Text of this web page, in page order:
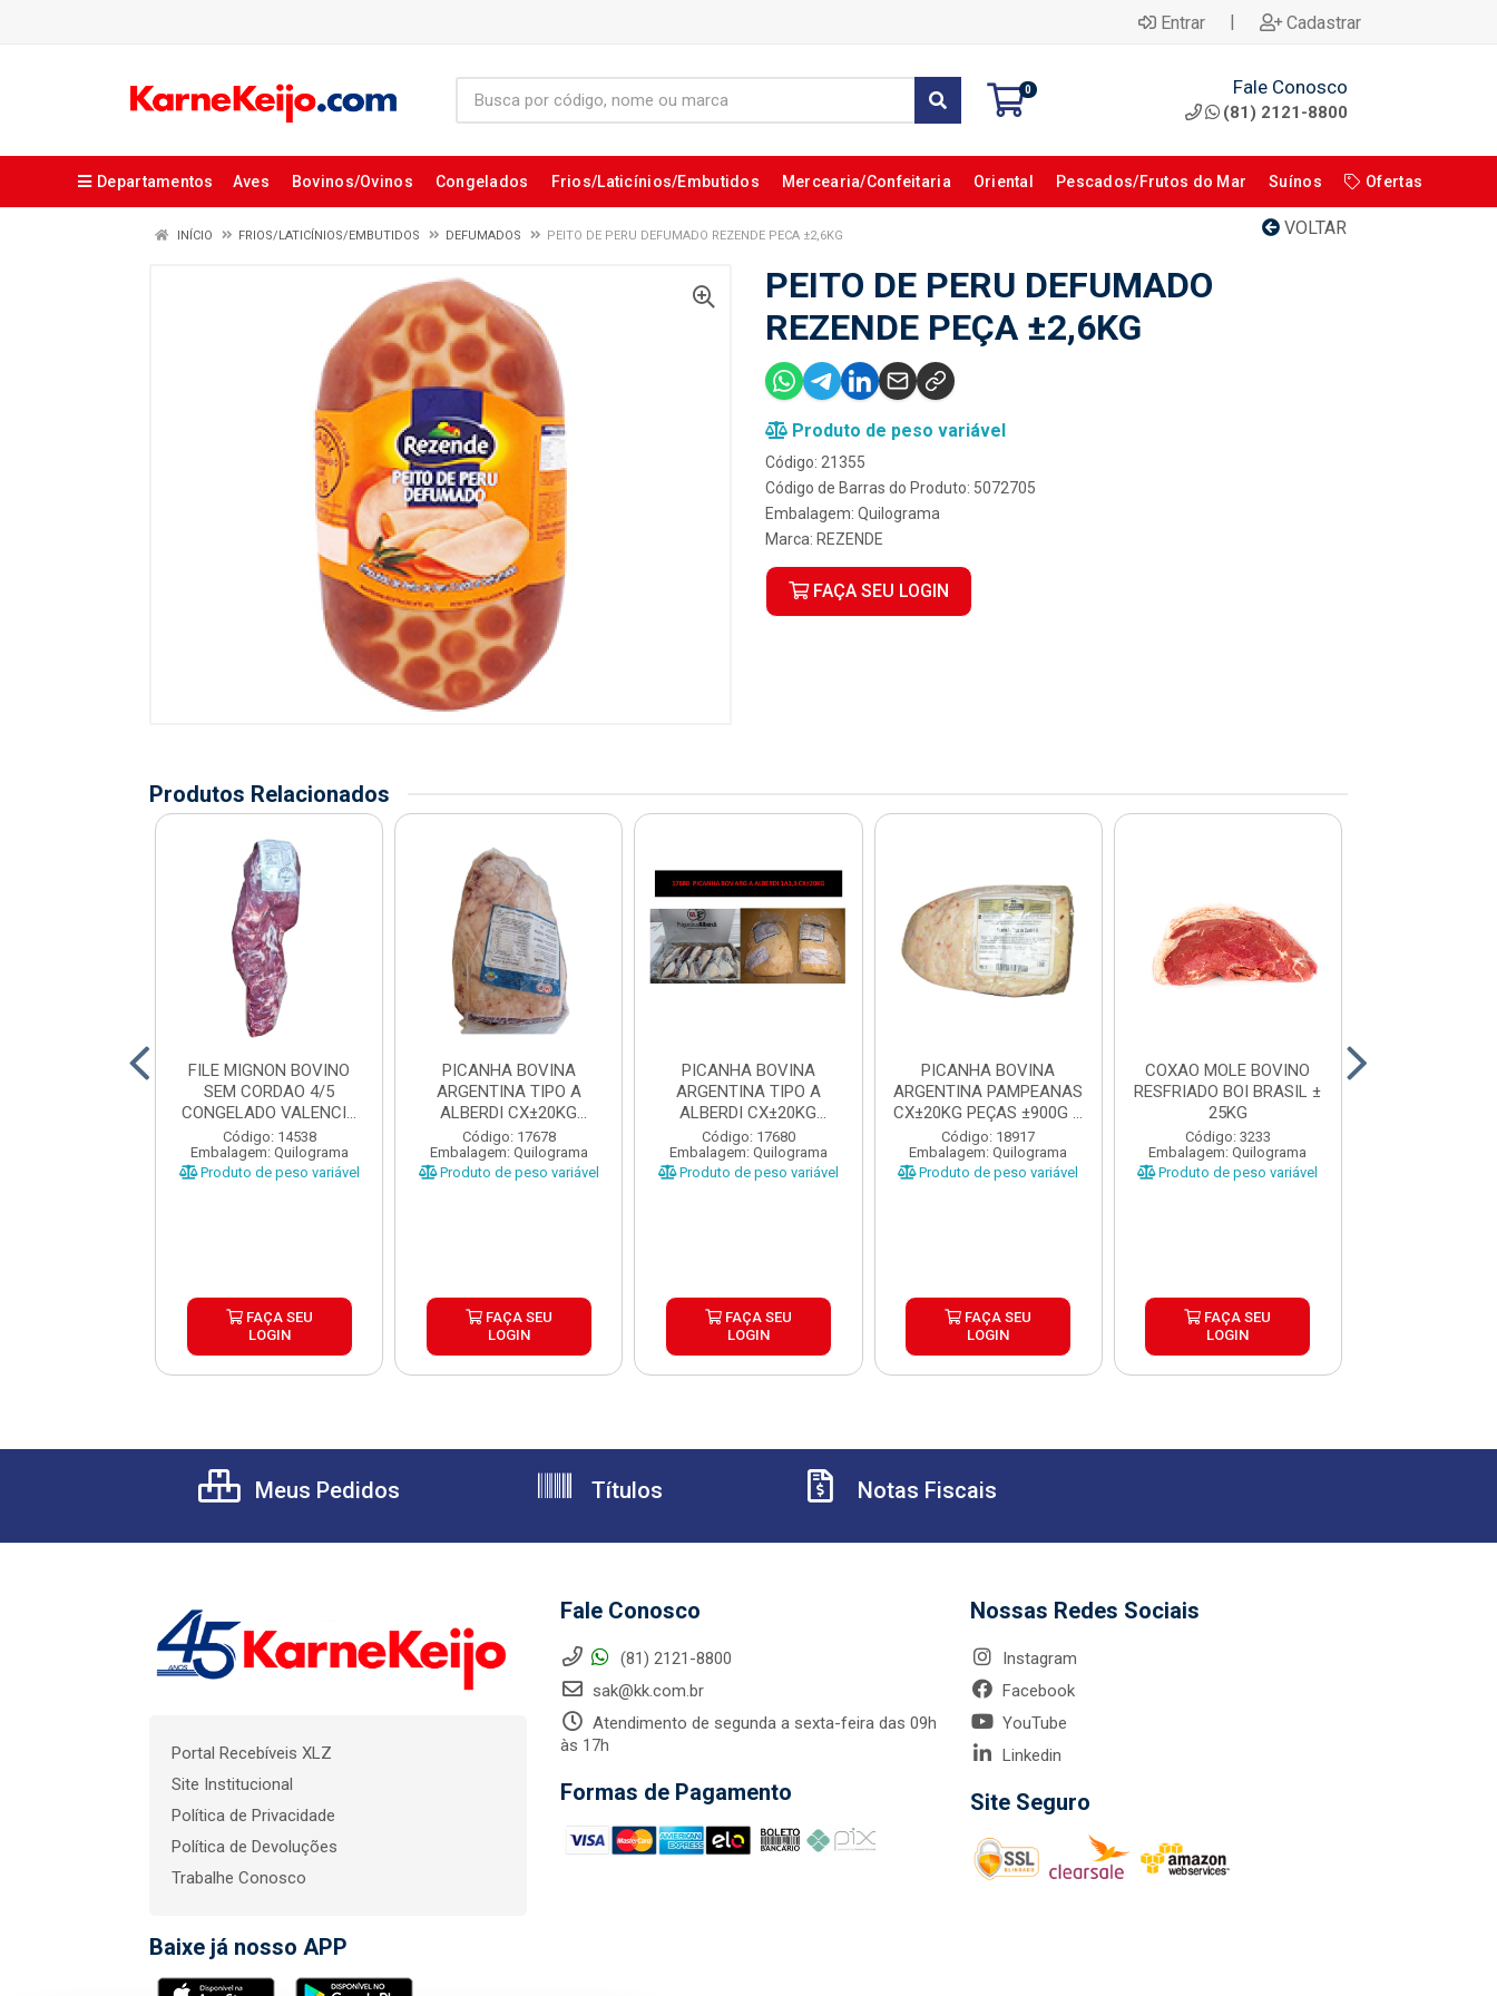
Entrar | Cadastrar
0 Fale Conosco
(81) 2121-8800
Departamentos Aves Bovinos/Ovinos Congelados Frios/Laticínios/Embutidos Mercearia/Confeitaria Oriental Pescados/Frutos do Mar Suínos Ofertas
VOLTAR
INÍCIO FRIOS/LATICÍNIOS/EMBUTIDOS DEFUMADOS PEITO DE PERU DEFUMADO REZENDE PECA ±2,6KG
PEITO DE PERU DEFUMADO
REZENDE PEÇA ±2,6KG
Produto de peso variável
Código: 21355
Código de Barras do Produto: 5072705
Embalagem: Quilograma
Marca: REZENDE
FAÇA SEU LOGIN
Produtos Relacionados
FILE MIGNON BOVINO
SEM CORDAO 4/5
CONGELADO VALENCIO
CAIXA ±...
Código: 14538
Embalagem: Quilograma
Produto de peso variável
FAÇA SEU
LOGIN
PICANHA BOVINA
ARGENTINA TIPO A
ALBERDI CX±20KG
PEÇAS ±1,3 A...
Código: 17678
Embalagem: Quilograma
Produto de peso variável
FAÇA SEU
LOGIN
PICANHA BOVINA
ARGENTINA TIPO A
ALBERDI CX±20KG
PEÇAS ±1 A 1...
Código: 17680
Embalagem: Quilograma
Produto de peso variável
FAÇA SEU
LOGIN
PICANHA BOVINA
ARGENTINA PAMPEANAS
CX±20KG PEÇAS ±900G A
1,3...
Código: 18917
Embalagem: Quilograma
Produto de peso variável
FAÇA SEU
LOGIN
COXAO MOLE BOVINO
RESFRIADO BOI BRASIL ±
25KG
Código: 3233
Embalagem: Quilograma
Produto de peso variável
FAÇA SEU
LOGIN
Meus Pedidos Títulos Notas Fiscais
Portal Recebíveis XLZ
Site Institucional
Política de Privacidade
Política de Devoluções
Trabalhe Conosco
Baixe já nosso APP
Fale Conosco
(81) 2121-8800
sak@kk.com.br
Atendimento de segunda a sexta-feira das 09h
às 17h
Formas de Pagamento
Nossas Redes Sociais
Instagram
Facebook
YouTube
Linkedin
Site Seguro